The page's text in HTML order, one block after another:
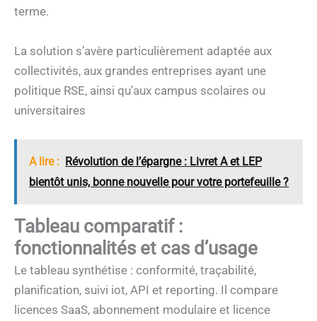
terme.
La solution s’avère particulièrement adaptée aux
collectivités, aux grandes entreprises ayant une
politique RSE, ainsi qu’aux campus scolaires ou
universitaires
A lire : Révolution de l’épargne : Livret A et LEP
bientôt unis, bonne nouvelle pour votre portefeuille ?
Tableau comparatif :
fonctionnalités et cas d’usage
Le tableau synthétise : conformité, traçabilité,
planification, suivi iot, API et reporting. Il compare
licences SaaS, abonnement modulaire et licence